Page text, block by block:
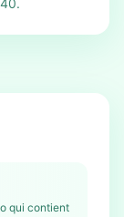
qui contient